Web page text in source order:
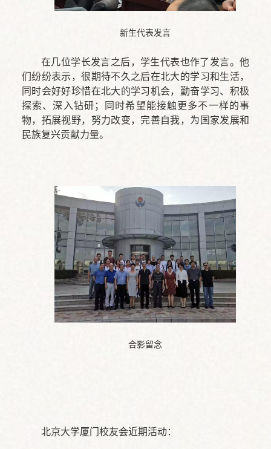
新生代表发言
在几位学长发言之后，学生代表也作了发言。他
们纷纷表示，很期待不久之后在北大的学习和生活，
同时会好好珍惜在北大的学习机会，勤奋学习、积极
探索、深入钻研；同时希望能接触更多不一样的事
物，拓展视野，努力改变，完善自我，为国家发展和
民族复兴贡献力量。
合影留念
北京大学厦门校友会近期活动：